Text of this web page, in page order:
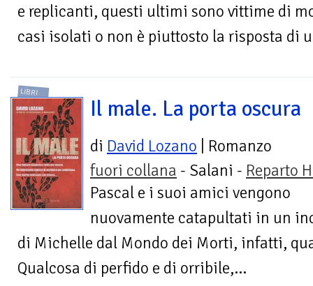
e replicanti, questi ultimi sono vittime di
casi isolati o non è piuttosto la risposta di
LIBRI
Il male. La porta oscura
di David Lozano | Romanzo
fuori collana - Salani - Reparto
Pascal e i suoi amici vengono
nuovamente catapultati in un
di Michelle dal Mondo dei Morti, infatti,
Qualcosa di perfido e di orribile,...